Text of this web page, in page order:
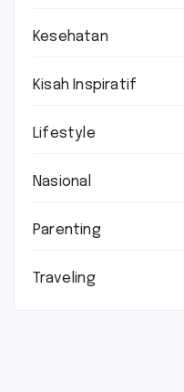
Kesehatan
Kisah Inspiratif
Lifestyle
Nasional
Parenting
Traveling